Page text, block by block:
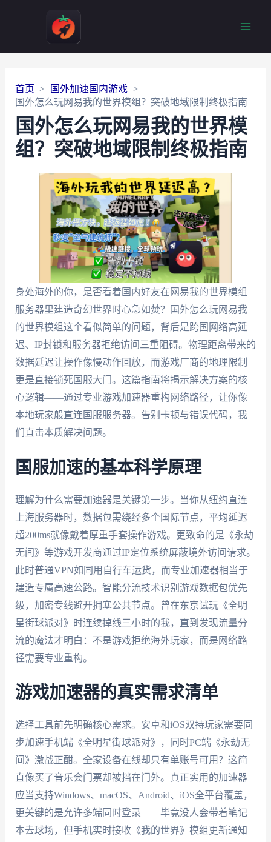
首页
国外加速国内游戏
国外怎么玩网易我的世界模组？突破地域限制终极指南
国外怎么玩网易我的世界模
组？突破地域限制终极指南
身处海外的你，是否看着国内好友在网易我的世界模组
服务器里建造奇幻世界时心急如焚？国外怎么玩网易我
的世界模组这个看似简单的问题，背后是跨国网络高延
迟、IP封锁和服务器拒绝访问三重阻碍。物理距离带来的
数据延迟让操作像慢动作回放，而游戏厂商的地理限制
更是直接锁死国服大门。这篇指南将揭示解决方案的核
心逻辑——通过专业游戏加速器重构网络路径，让你像
本地玩家般直连国服服务器。告别卡顿与错误代码，我
们直击本质解决问题。
国服加速的基本科学原理
理解为什么需要加速器是关键第一步。当你从纽约直连
上海服务器时，数据包需绕经多个国际节点，平均延迟
超200ms就像戴着厚重手套操作游戏。更致命的是《永劫
无间》等游戏开发商通过IP定位系统屏蔽境外访问请求。
此时普通VPN如同用自行车运货，而专业加速器相当于
建造专属高速公路。智能分流技术识别游戏数据包优先
级，加密专线避开拥塞公共节点。曾在东京试玩《全明
星街球派对》时连续掉线三小时的我，直到发现流量分
流的魔法才明白：不是游戏拒绝海外玩家，而是网络路
径需要专业重构。
游戏加速器的真实需求清单
选择工具前先明确核心需求。安卓和iOS双持玩家需要同
步加速手机端《全明星街球派对》，同时PC端《永劫无
间》激战正酣。全家设备在线却只有单账号可用？这简
直像买了音乐会门票却被挡在门外。真正实用的加速器
应当支持Windows、macOS、Android、iOS全平台覆盖，
更关键的是允许多端同时登录——毕竟没人会带着笔记
本去球场，但手机实时接收《我的世界》模组更新通知